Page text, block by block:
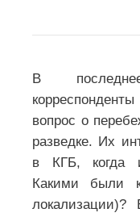
В
вопрос о
разведке. Их
в КГБ, когда
Какими были